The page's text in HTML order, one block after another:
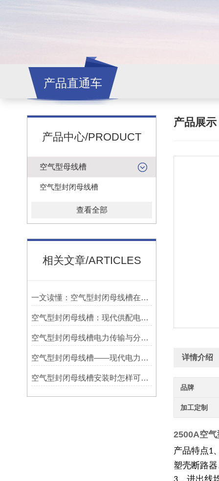
产品直通车
产品中心/PRODUCT
空气型母线槽
空气型封闭母线槽
查看全部
相关文章/ARTICLES
一文读懂：空气型封闭母线槽在厂房配电中的应用优势
空气型封闭母线槽：现代供配电系统的动脉
空气型封闭母线槽电力传输与分配的新篇章
空气型封闭母线槽——现代电力系统的选择
空气型封闭母线槽安装时怎样可预留各种插口
产品展示
详情介绍
品牌
加工定制
2500A空
产品特点1
塑壳断路
、进出线